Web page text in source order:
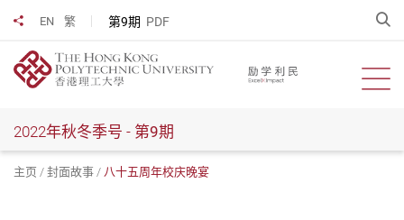
EN 繁 第9期 PDF
分享到
开
2022年秋冬季号 - 第9期
主页 封面故事 八十五周年校庆晚宴